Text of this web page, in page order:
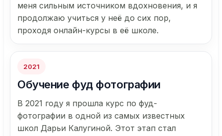
меня сильным источником вдохновения, и я
продолжаю учиться у неё до сих пор,
проходя онлайн-курсы в её школе.
2021
Обучение фуд фотографии
В 2021 году я прошла курс по фуд-
фотографии в одной из самых известных
школ Дарьи Калугиной. Этот этап стал